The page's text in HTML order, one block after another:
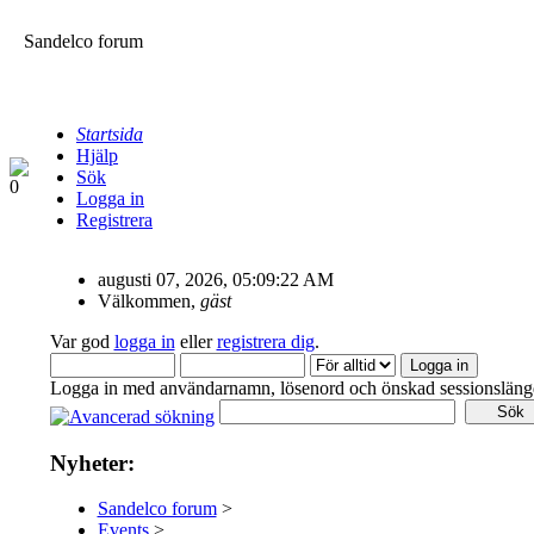
Sandelco forum
Startsida
Hjälp
Sök
Logga in
Registrera
augusti 07, 2026, 05:09:22 AM
Välkommen, gäst
Var god logga in ellerregistrera dig.
Logga in med användarnamn, lösenord och önskad
Nyheter:
Sandelco forum>